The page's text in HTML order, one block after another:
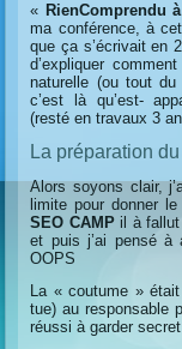
« RienComprendu
ma conférence, à
que ça s’écrivait en
d’expliquer
naturelle (ou tout
c’est là qu’est-
(resté en travaux 3
La préparation
Alors soyons clair,
limite pour donner
SEO CAMPil à fallut
et puis j’ai pensé à
OOPS
La « coutume »
tue) au responsable
réussi à garder